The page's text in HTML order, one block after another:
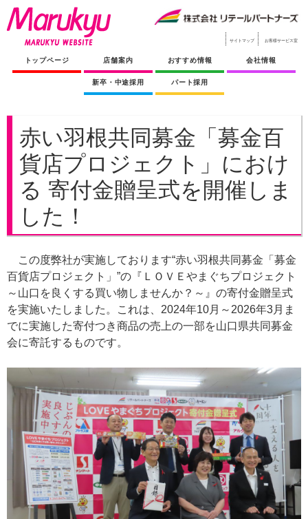
サイトマップ お客様サービス室
トップページ 店舗案内 おすすめ情報 会社情報
新卒・中途採用 パート採用
赤い羽根共同募金「募金百
貨店プロジェクト」におけ
る 寄付金贈呈式を開催しま
した！
この度弊社が実施しております“赤い羽根共同募金「募金
百貨店プロジェクト」”の『ＬＯＶＥやまぐちプロジェクト
～山口を良くする買い物しませんか？～』の寄付金贈呈式
を実施いたしました。これは、2024年10月～2026年3月ま
でに実施した寄付つき商品の売上の一部を山口県共同募金
会に寄託するものです。